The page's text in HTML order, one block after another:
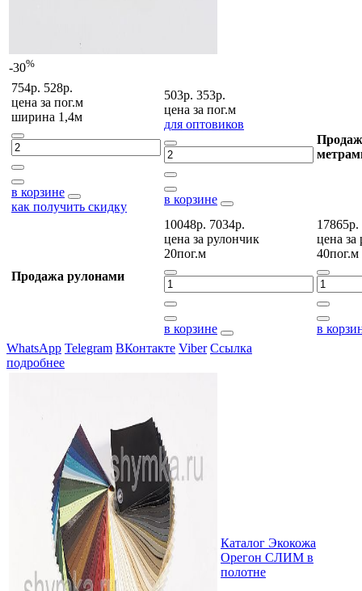
-30%
754р. 528р.
цена за пог.м
ширина 1,4м
в корзине
как получить скидку
503р. 353р.
цена за пог.м
для оптовиков
в корзине
Продажа рулонами
10048р. 7034р.
цена за рулончик
20пог.м
в корзине
17865р.
цена за
40пог.м
в
WhatsApp Telegram ВКонтакте Viber Ссылка
подробнее
Каталог Экокожа
Орегон СЛИМ в
полотне